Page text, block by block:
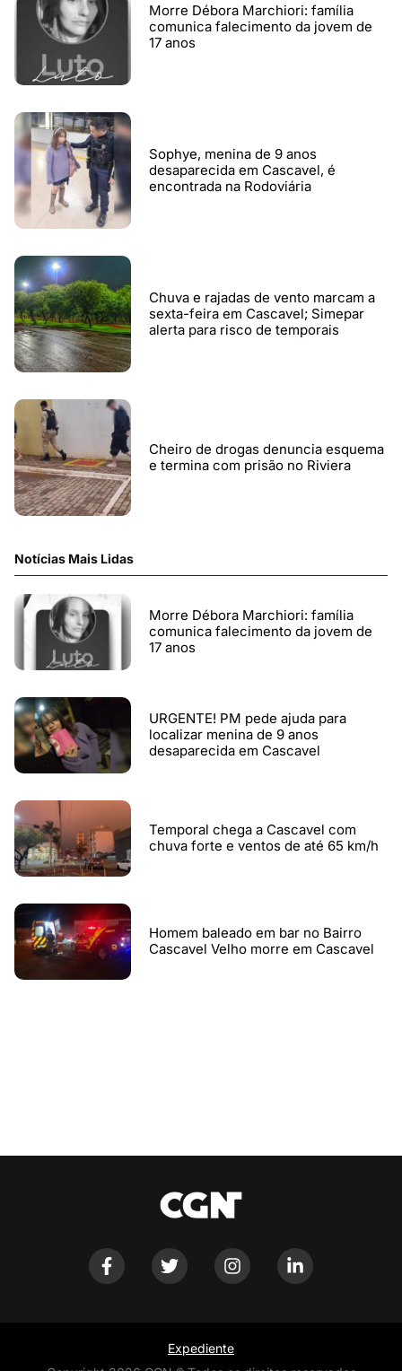
Morre Débora Marchiori: família
comunica falecimento da jovem de
17 anos
Sophye, menina de 9 anos
desaparecida em Cascavel, é
encontrada na Rodoviária
Chuva e rajadas de vento marcam a
sexta-feira em Cascavel; Simepar
alerta para risco de temporais
Cheiro de drogas denuncia esquema
e termina com prisão no Riviera
Notícias Mais Lidas
Morre Débora Marchiori: família
comunica falecimento da jovem de
17 anos
URGENTE! PM pede ajuda para
localizar menina de 9 anos
desaparecida em Cascavel
Temporal chega a Cascavel com
chuva forte e ventos de até 65 km/h
Homem baleado em bar no Bairro
Cascavel Velho morre em Cascavel
Expediente